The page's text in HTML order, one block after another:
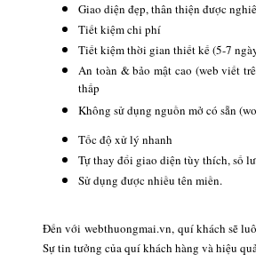
Giao diện đẹp, thân thiện được
Tiết kiệm chi phí
Tiết kiệm thời gian thiết kế (5-7
An toàn & bảo mật cao (web viết
thấp
Không sử dụng nguồn mở có sẵn
Tốc độ xử lý nhanh
Tự thay đổi giao diện tùy thích, số
Sử dụng được nhiều tên miền.
Đến với webthuongmai.vn, quí khách sẽ
Sự tin tưởng của quí khách hàng và hiệu